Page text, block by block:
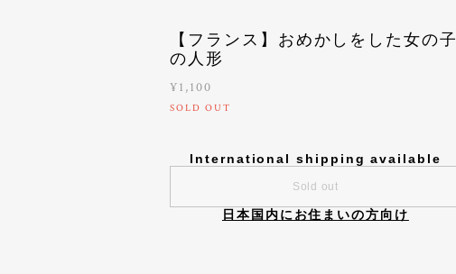
【フランス】おめかしをした女の子
の人形
¥1,100
SOLD OUT
International shipping available
Sold out
日本国内にお住まいの方向け